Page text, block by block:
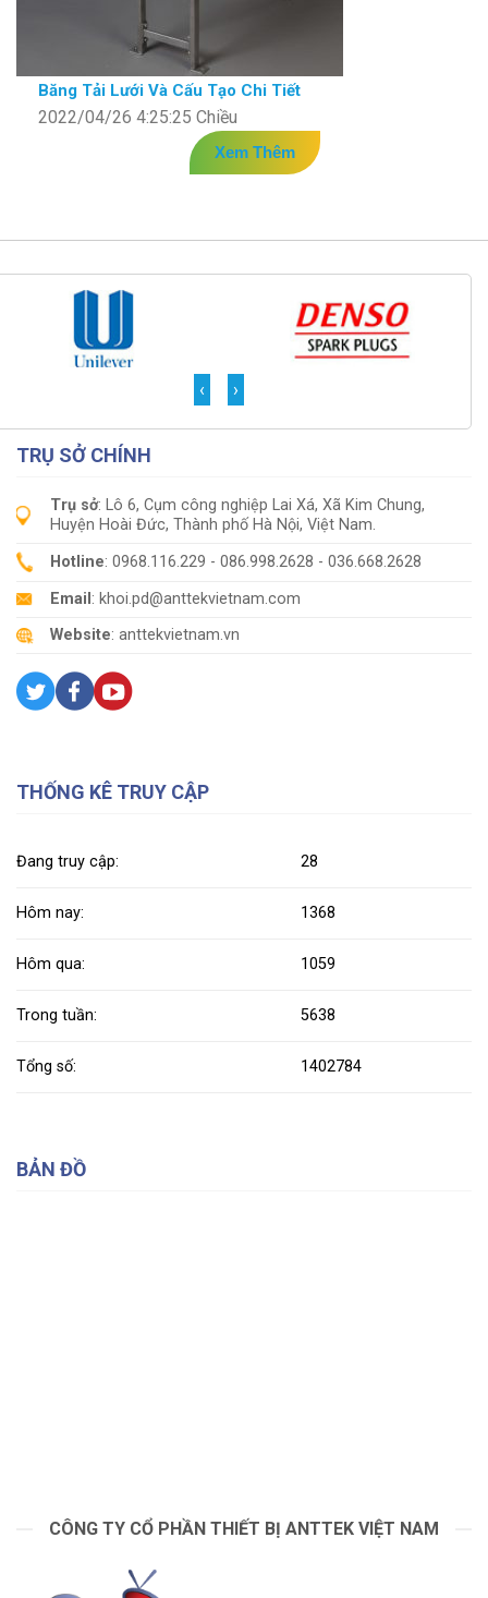
Băng Tải Lưới Và Cấu Tạo Chi Tiết
2022/04/26 4:25:25 Chiều
Xem Thêm
‹ ›
TRỤ SỞ CHÍNH
Trụ sở: Lô 6, Cụm công nghiệp Lai Xá, Xã Kim Chung,
Huyện Hoài Đức, Thành phố Hà Nội, Việt Nam.
Hotline: 0968.116.229 - 086.998.2628 - 036.668.2628
Email : khoi.pd@anttekvietnam.com
Website: anttekvietnam.vn
THỐNG KÊ TRUY CẬP
Đang truy cập: 28
Hôm nay: 1368
Hôm qua: 1059
Trong tuần: 5638
Tổng số: 1402784
BẢN ĐỒ
CÔNG TY CỔ PHẦN THIẾT BỊ ANTTEK VIỆT NAM